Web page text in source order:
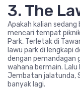
3. The
Apakah kalian
mencari tempat
Park, Terletak di
lawu park di lengkapi
dengan pemandagan
wahana bermain.
Jembatan jalatunda,
banyak lagi.